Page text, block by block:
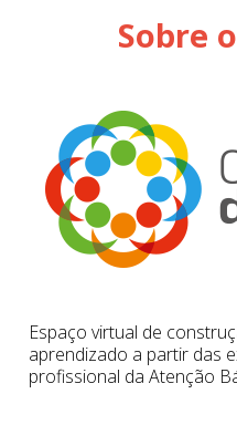
Sobre
Espaço virtual de
aprendizado a partir das
profissional da Atenção